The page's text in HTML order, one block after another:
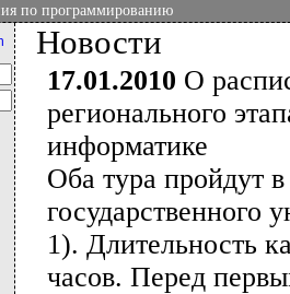
по программированию
Новости
17.01.2010 О
регионального
информатике
Оба тура пройдут
государственного
1). Длительность
часов. Перед